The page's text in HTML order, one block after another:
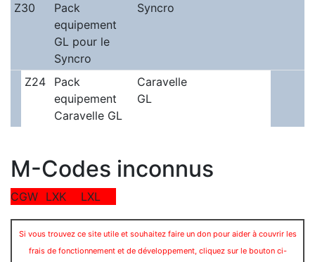
Z30
Pack
equipement
GL pour le
Syncro
Syncro
Z24
Pack
equipement
Caravelle GL
Caravelle
GL
M-Codes inconnus
CGW LXK LXL
Si vous trouvez ce site utile et souhaitez faire un don pour aider à couvrir les
frais de fonctionnement et de développement, cliquez sur le bouton ci-